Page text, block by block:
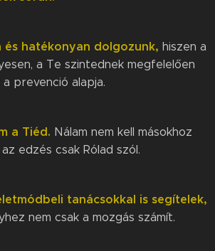
és hatékonyan dolgozunk, hiszen a
a Te szintednek megfelelően
prevenció alapja.
a Tiéd. Nálam nem kell másokhoz
edzés csak Rólad szól.
tanácsokkal is segítelek,
nem csak a mozgás számít.